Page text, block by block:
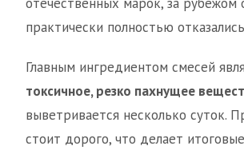
практически полностью
Главным ингредиентом смесей
токсичное, резко пахнущее
выветривается несколько суток.
стоит дорого, что делает